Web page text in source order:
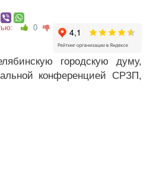
0
городскую думу,
конференцией СРЗП,